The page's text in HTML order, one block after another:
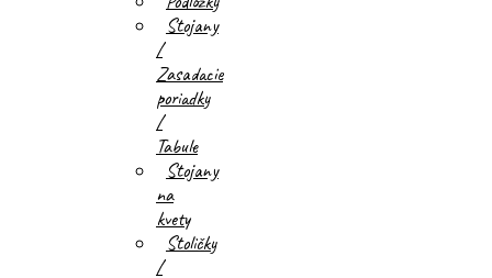
Stojany
/
Zasadacie
poriadky
/
Tabule
Stojany
na
kvety
Stoličky
/